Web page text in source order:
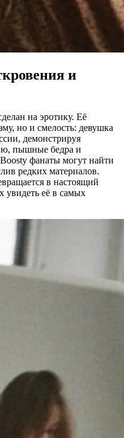
и
на эротику. Её
но и смелость: девушка
демонстрируя
пышные бедра и
фанаты могут найти
редких материалов.
в настоящий
увидеть её в самых